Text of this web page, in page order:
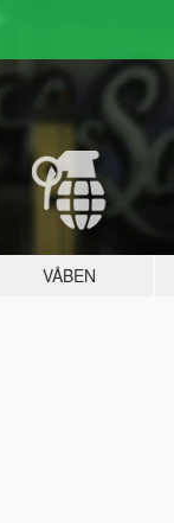
VÅBEN